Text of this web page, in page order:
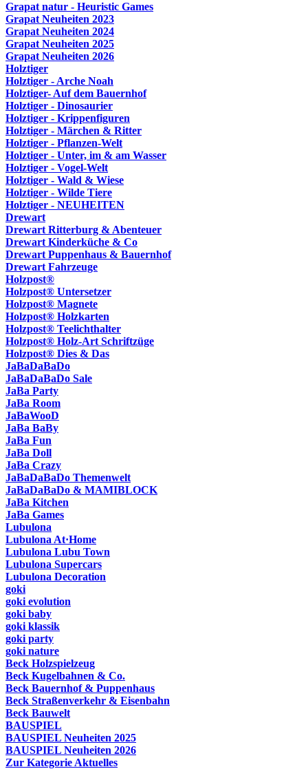
Grapat natur - Heuristic Games
Grapat Neuheiten 2023
Grapat Neuheiten 2024
Grapat Neuheiten 2025
Grapat Neuheiten 2026
Holztiger
Holztiger - Arche Noah
Holztiger- Auf dem Bauernhof
Holztiger - Dinosaurier
Holztiger - Krippenfiguren
Holztiger - Märchen & Ritter
Holztiger - Pflanzen-Welt
Holztiger - Unter, im & am Wasser
Holztiger - Vogel-Welt
Holztiger - Wald & Wiese
Holztiger - Wilde Tiere
Holztiger - NEUHEITEN
Drewart
Drewart Ritterburg & Abenteuer
Drewart Kinderküche & Co
Drewart Puppenhaus & Bauernhof
Drewart Fahrzeuge
Holzpost®
Holzpost® Untersetzer
Holzpost® Magnete
Holzpost® Holzkarten
Holzpost® Teelichthalter
Holzpost® Holz-Art Schriftzüge
Holzpost® Dies & Das
JaBaDaBaDo
JaBaDaBaDo Sale
JaBa Party
JaBa Room
JaBaWooD
JaBa BaBy
JaBa Fun
JaBa Doll
JaBa Crazy
JaBaDaBaDo Themenwelt
JaBaDaBaDo & MAMIBLOCK
JaBa Kitchen
JaBa Games
Lubulona
Lubulona At·Home
Lubulona Lubu Town
Lubulona Supercars
Lubulona Decoration
goki
goki evolution
goki baby
goki klassik
goki party
goki nature
Beck Holzspielzeug
Beck Kugelbahnen & Co.
Beck Bauernhof & Puppenhaus
Beck Straßenverkehr & Eisenbahn
Beck Bauwelt
BAUSPIEL
BAUSPIEL Neuheiten 2025
BAUSPIEL Neuheiten 2026
Zur Kategorie Aktuelles